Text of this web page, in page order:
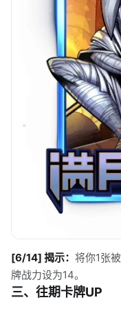
[6/14] 揭示： 将你1张
牌战力设为14。
三、往期卡牌UP